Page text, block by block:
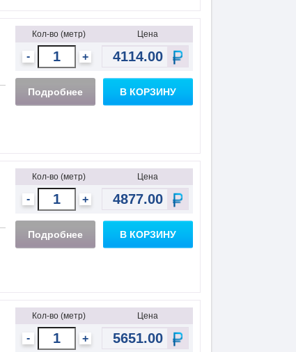
Кол-во (метр) Цена
- +
Подробнее В КОРЗИНУ
Кол-во (метр) Цена
- +
Подробнее В КОРЗИНУ
Кол-во (метр) Цена
- +